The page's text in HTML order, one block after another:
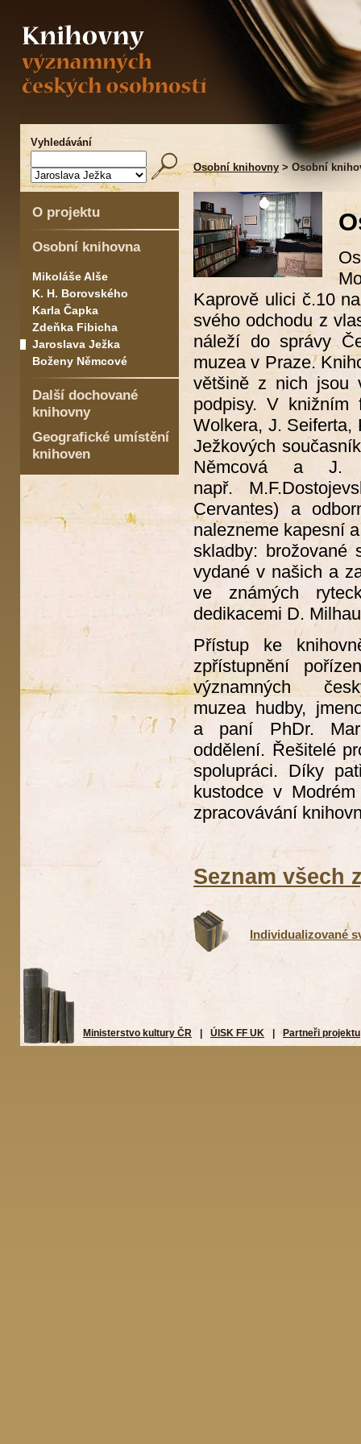
Vyhledávání
Osobní knihovny > Osobní
O projektu
Osobní knihovna
Mikoláše Alše
K. H. Borovského
Karla Čapka
Zdeňka Fibicha
Jaroslava Ježka
Boženy Němcové
Další dochované
knihovny
Geografické umístění
knihoven
Kaprově ulici č.10
svého odchodu z
náleží do správy
muzea v Praze.
většině z nich jsou
podpisy. V knižním
Wolkera, J. Seiferta,
Ježkových
Němcová a J.
např.
Cervantes) a
nalezneme kapesní
skladby: brožované
vydané v našich a
ve známých
dedikacemi D.
Přístup ke
zpřístupnění
významných
muzea hudby,
a paní PhDr.
oddělení. Řešitelé
spolupráci. Díky
kustodce v
zpracovávání
Seznam všech
Individualizované
Ministerstvo kultury ČR ÚISK FF UK Partneři projektu